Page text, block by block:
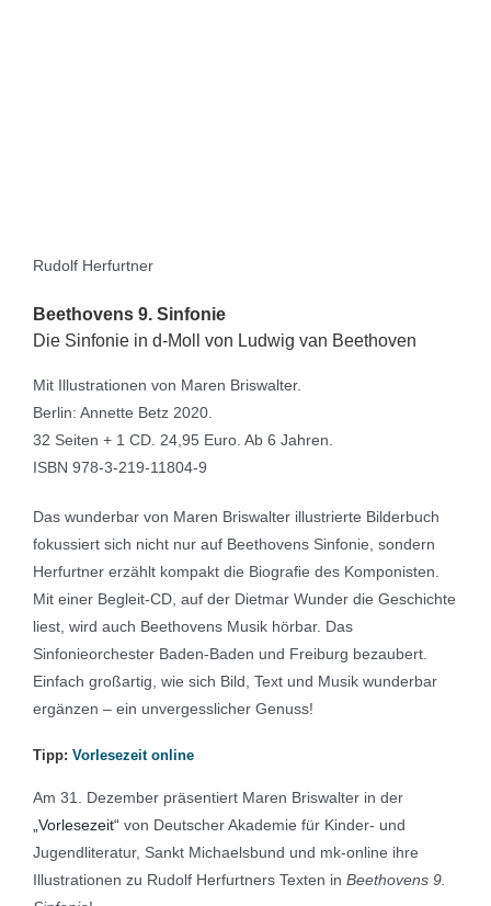
Rudolf Herfurtner
Beethovens 9. Sinfonie
Die Sinfonie in d-Moll von Ludwig van Beethoven
Mit Illustrationen von Maren Briswalter.
Berlin: Annette Betz 2020.
32 Seiten + 1 CD. 24,95 Euro. Ab 6 Jahren.
ISBN 978-3-219-11804-9
Das wunderbar von Maren Briswalter illustrierte Bilderbuch
fokussiert sich nicht nur auf Beethovens Sinfonie, sondern
Herfurtner erzählt kompakt die Biografie des Komponisten.
Mit einer Begleit-CD, auf der Dietmar Wunder die Geschichte
liest, wird auch Beethovens Musik hörbar. Das
Sinfonieorchester Baden-Baden und Freiburg bezaubert.
Einfach großartig, wie sich Bild, Text und Musik wunderbar
ergänzen – ein unvergesslicher Genuss!
Tipp: Vorlesezeit online
Am 31. Dezember präsentiert Maren Briswalter in der
„Vorlesezeit“ von Deutscher Akademie für Kinder- und
Jugendliteratur, Sankt Michaelsbund und mk-online ihre
Illustrationen zu Rudolf Herfurtners Texten in Beethovens 9.